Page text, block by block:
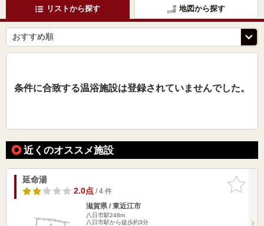
リストから探す 地図から探す
条件に合致する温浴施設は登録されていませんでした。
近くのオススメ施設
お気に入
りに追加
延命湯
2.0点/ 4 件
滋賀県 / 東近江市
八日市駅248m
八日市駅から徒歩約3分